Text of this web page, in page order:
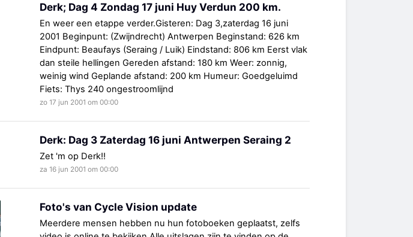
Derk; Dag 4 Zondag 17 juni Huy Verdun 200 km.
En weer een etappe verder.Gisteren: Dag 3,zaterdag 16 juni
2001 Beginpunt: (Zwijndrecht) Antwerpen Beginstand: 626 km
Eindpunt: Beaufays (Seraing / Luik) Eindstand: 806 km Eerst vlak
dan steile hellingen Gereden afstand: 180 km Weer: zonnig,
weinig wind Geplande afstand: 200 km Humeur: Goedgeluimd
Fiets: Thys 240 ongestroomlijnd
zo 17 jun 2001 om 00:00
Derk: Dag 3 Zaterdag 16 juni Antwerpen Seraing 2
Zet 'm op Derk!!
za 16 jun 2001 om 00:00
Foto's van Cycle Vision update
Meerdere mensen hebben nu hun fotoboeken geplaatst, zelfs